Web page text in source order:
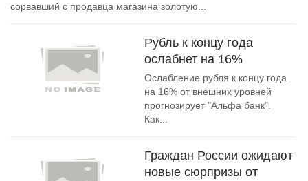
сорвавший с продавца магазина золотую...
Рубль к концу года
ослабнет на 16%
Ослабление рубля к концу года
на 16% от внешних уровней
прогнозирует "Альфа банк".
Как...
Граждан России ожидают
новые сюрпризы от